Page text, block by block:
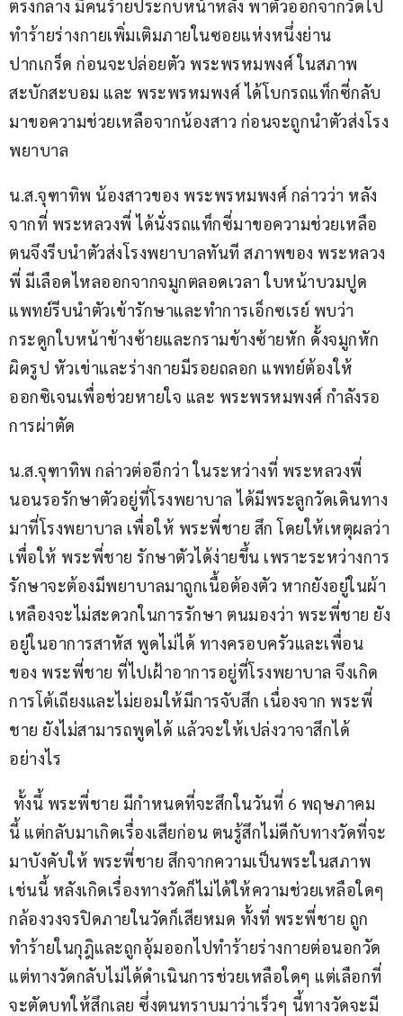
ตรงกลาง มีคนร้ายประกบหน้าหลัง พาตัวออกจากวัดไป
ทำร้ายร่างกายเพิ่มเติมภายในซอยแห่งหนึ่งย่าน
ปากเกร็ด ก่อนจะปล่อยตัว พระพรหมพงศ์ ในสภาพ
สะบักสะบอม และ พระพรหมพงศ์ ได้โบกรถแท็กซี่กลับ
มาขอความช่วยเหลือจากน้องสาว ก่อนจะถูกนำตัวส่งโรง
พยาบาล
น.ส.จุฑาทิพ น้องสาวของ พระพรหมพงศ์ กล่าวว่า หลัง
จากที่ พระหลวงพี่ ได้นั่งรถแท็กซี่มาขอความช่วยเหลือ
ตนจึงรีบนำตัวส่งโรงพยาบาลทันที สภาพของ พระหลวง
พี่ มีเลือดไหลออกจากจมูกตลอดเวลา ใบหน้าบวมปูด
แพทย์รีบนำตัวเข้ารักษาและทำการเอ็กซเรย์ พบว่า
กระดูกใบหน้าข้างซ้ายและกรามข้างซ้ายหัก ดั้งจมูกหัก
ผิดรูป หัวเข่าและร่างกายมีรอยถลอก แพทย์ต้องให้
ออกซิเจนเพื่อช่วยหายใจ และ พระพรหมพงศ์ กำลังรอ
การผ่าตัด
น.ส.จุฑาทิพ กล่าวต่ออีกว่า ในระหว่างที่ พระหลวงพี่
นอนรอรักษาตัวอยู่ที่โรงพยาบาล ได้มีพระลูกวัดเดินทาง
มาที่โรงพยาบาล เพื่อให้ พระพี่ชาย สึก โดยให้เหตุผลว่า
เพื่อให้ พระพี่ชาย รักษาตัวได้ง่ายขึ้น เพราะระหว่างการ
รักษาจะต้องมีพยาบาลมาถูกเนื้อต้องตัว หากยังอยู่ในผ้า
เหลืองจะไม่สะดวกในการรักษา ตนมองว่า พระพี่ชาย ยัง
อยู่ในอาการสาหัส พูดไม่ได้ ทางครอบครัวและเพื่อน
ของ พระพี่ชาย ที่ไปเฝ้าอาการอยู่ที่โรงพยาบาล จึงเกิด
การโต้เถียงและไม่ยอมให้มีการจับสึก เนื่องจาก พระพี่
ชาย ยังไม่สามารถพูดได้ แล้วจะให้เปล่งวาจาสึกได้
อย่างไร
ทั้งนี้ พระพี่ชาย มีกำหนดที่จะสึกในวันที่ 6 พฤษภาคม
นี้ แต่กลับมาเกิดเรื่องเสียก่อน ตนรู้สึกไม่ดีกับทางวัดที่จะ
มาบังคับให้ พระพี่ชาย สึกจากความเป็นพระในสภาพ
เช่นนี้ หลังเกิดเรื่องทางวัดก็ไม่ได้ให้ความช่วยเหลือใดๆ
กล้องวงจรปิดภายในวัดก็เสียหมด ทั้งที่ พระพี่ชาย ถูก
ทำร้ายในกุฎิและถูกอุ้มออกไปทำร้ายร่างกายต่อนอกวัด
แต่ทางวัดกลับไม่ได้ดำเนินการช่วยเหลือใดๆ แต่เลือกที่
จะตัดบทให้สึกเลย ซึ่งตนทราบมาว่าเร็วๆ นี้ทางวัดจะมี